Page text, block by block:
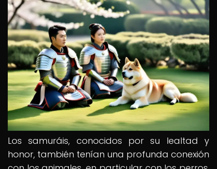
Los samuráis, conocidos por su lealtad y
honor, también tenían una profunda conexión